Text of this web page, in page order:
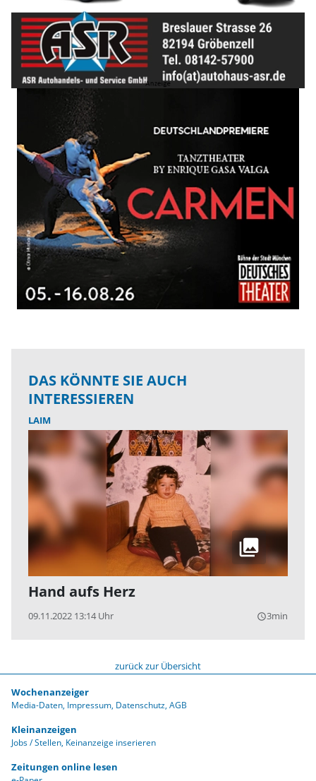
DAS KÖNNTE SIE AUCH
INTERESSIEREN
LAIM
Hand aufs Herz
09.11.2022 13:14 Uhr query_builder3min
zurück zur Übersicht
Wochenanzeiger
Media-Daten Impressum Datenschutz AGB
Kleinanzeigen
Jobs / Stellen Keinanzeige inserieren
Zeitungen online lesen